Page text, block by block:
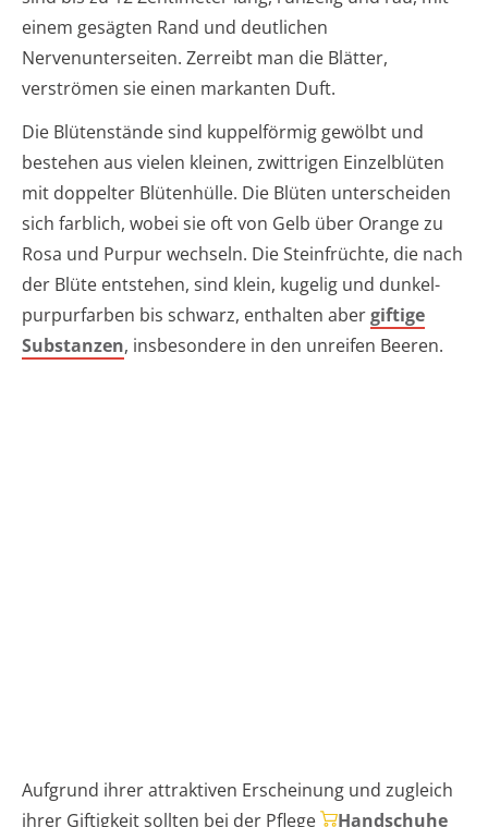
einem gesägten Rand und deutlichen
Nervenunterseiten. Zerreibt man die Blätter,
verströmen sie einen markanten Duft.
Die Blütenstände sind kuppelförmig gewölbt und
bestehen aus vielen kleinen, zwittrigen Einzelblüten
mit doppelter Blütenhülle. Die Blüten unterscheiden
sich farblich, wobei sie oft von Gelb über Orange zu
Rosa und Purpur wechseln. Die Steinfrüchte, die nach
der Blüte entstehen, sind klein, kugelig und dunkel-
purpurfarben bis schwarz, enthalten abergiftige
Substanzen, insbesondere in den unreifen Beeren.
Aufgrund ihrer attraktiven Erscheinung und zugleich
ihrer Giftigkeit sollten bei der Pflege
Handschuhe